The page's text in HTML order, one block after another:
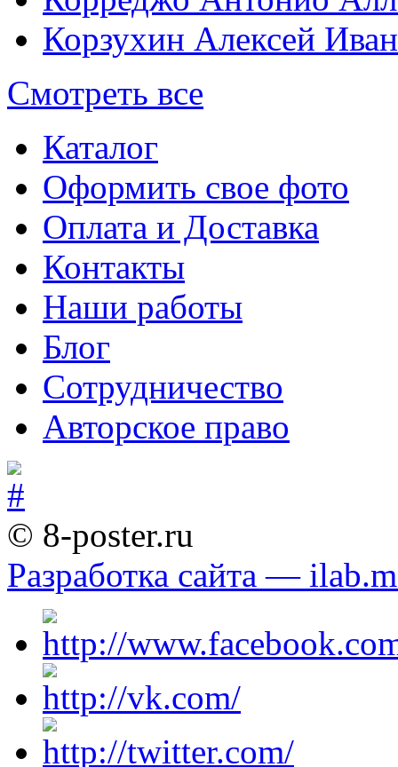
Корзухин Алексей
Смотреть все
Каталог
Оформить свое фото
Оплата и Доставка
Контакты
Наши работы
Блог
Сотрудничество
Авторское право
© 8-poster.ru
Разработка сайта —